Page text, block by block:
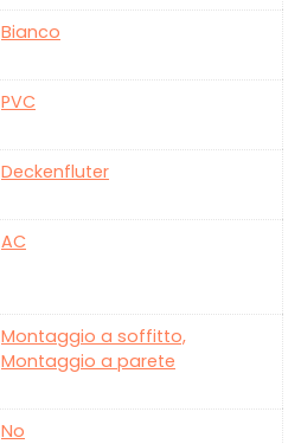
‎Bianco
‎PVC
‎Deckenfluter
‎AC
‎Montaggio a soffitto,
Montaggio a parete
‎No